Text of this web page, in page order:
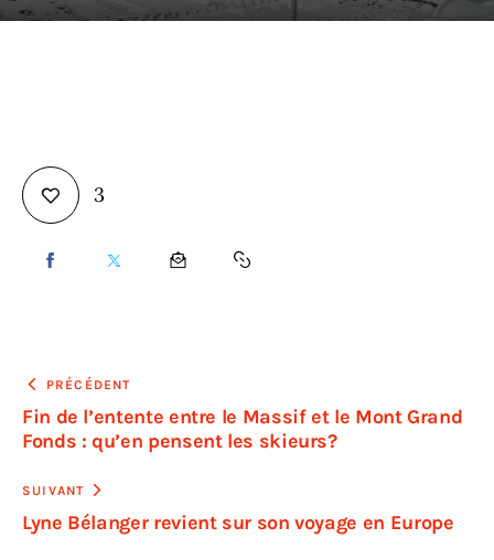
3
PRÉCÉDENT
Fin de l’entente entre le Massif et le Mont Grand
Fonds : qu’en pensent les skieurs?
SUIVANT
Lyne Bélanger revient sur son voyage en Europe